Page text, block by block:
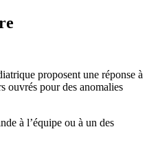
proposent une réponse à
ouvrés pour des anomalies
à l’équipe ou à un des